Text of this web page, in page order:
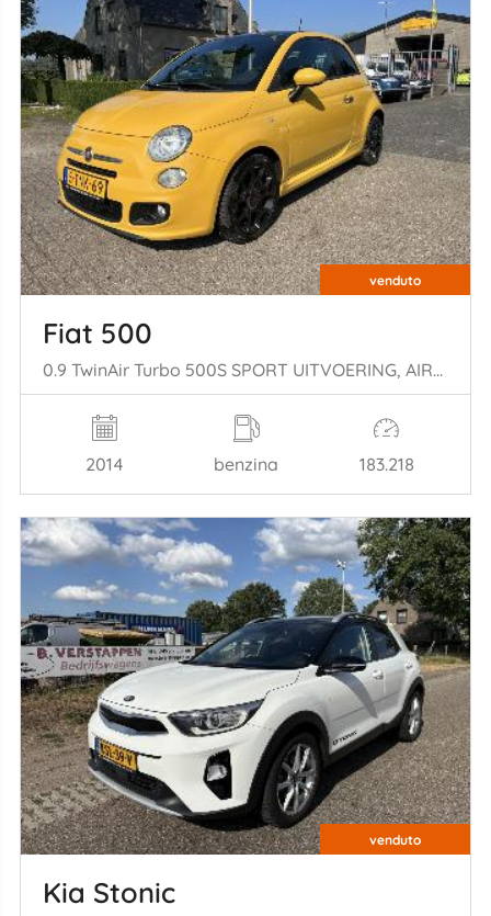
venduto
Fiat 500
0.9 TwinAir Turbo 500S SPORT UITVOERING, AIRCO
2014 benzina 183.218
venduto
Kia Stonic